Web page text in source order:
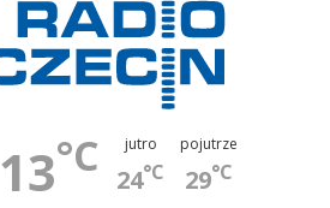
13°C jutro
24°C
pojutrze
29°C